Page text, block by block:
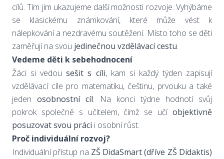
cílů. Tím jim ukazujeme další možnosti rozvoje. Vyhýbáme
se klasickému známkování, které může vést k
nálepkování a nezdravému soutěžení. Místo toho se děti
zaměřují na svou jedinečnou vzdělávací cestu.
Vedeme děti k sebehodnocení
Žáci si vedousešit s cíli, kam si každý týden zapisují
vzdělávací cíle pro matematiku, češtinu, prvouku a také
jeden osobnostní cíl. Na konci týdne hodnotí svůj
pokrok společně s učitelem, čímž se učí objektivně
posuzovat svou práci i osobní růst.
Proč individuální rozvoj?
Individuální přístup na ZŠ DidaSmart (dříve ZŠ Didaktis)